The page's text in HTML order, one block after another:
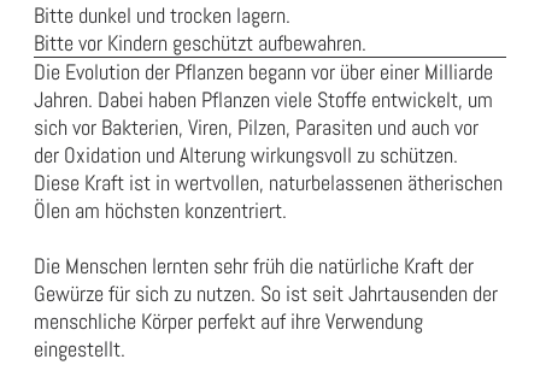
Bitte dunkel und trocken lagern.
Bitte vor Kindern geschützt aufbewahren.
Die Evolution der Pflanzen begann vor über einer Milliarde
Jahren. Dabei haben Pflanzen viele Stoffe entwickelt, um
sich vor Bakterien, Viren, Pilzen, Parasiten und auch vor
der Oxidation und Alterung wirkungsvoll zu schützen.
Diese Kraft ist in wertvollen, naturbelassenen ätherischen
Ölen am höchsten konzentriert.
Die Menschen lernten sehr früh die natürliche Kraft der
Gewürze für sich zu nutzen. So ist seit Jahrtausenden der
menschliche Körper perfekt auf ihre Verwendung
eingestellt.